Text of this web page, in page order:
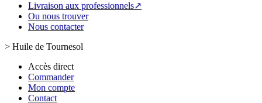
Livraison aux professionnels↗
Ou nous trouver
Nous contacter
> Huile de Tournesol
Accès direct
Commander
Mon compte
Contact